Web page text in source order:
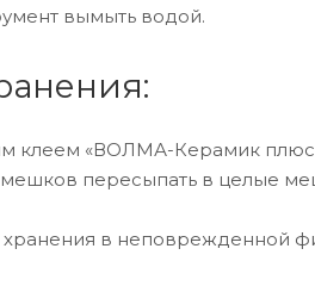
вымыть водой.
клеем «ВОЛМА-Керамик
пересыпать в целые
в неповрежденной